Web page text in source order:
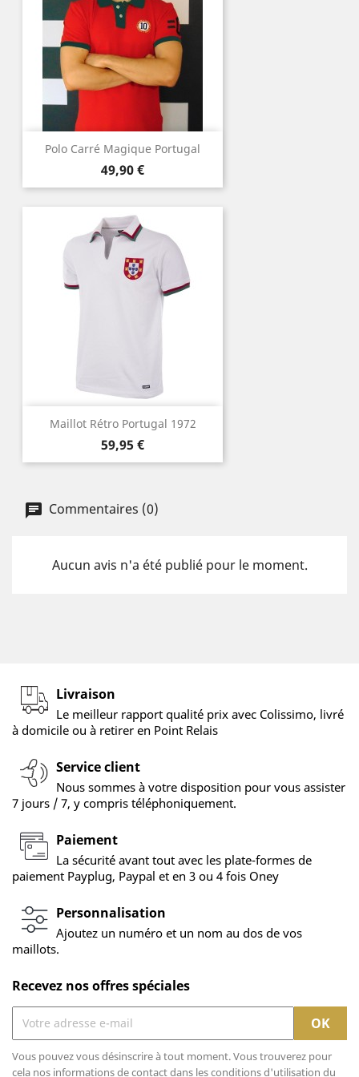
Polo Carré Magique Portugal
Prix
49,90 €
Maillot Rétro Portugal 1972
Prix
59,95 €
Commentaires (0)
Aucun avis n'a été publié pour le moment.
Livraison
Le meilleur rapport qualité prix avec Colissimo, livré
à domicile ou à retirer en Point Relais
Service client
Nous sommes à votre disposition pour vous assister
7 jours / 7, y compris téléphoniquement.
Paiement
La sécurité avant tout avec les plate-formes de
paiement Payplug, Paypal et en 3 ou 4 fois Oney
Personnalisation
Ajoutez un numéro et un nom au dos de vos
maillots.
Recevez nos offres spéciales
Vous pouvez vous désinscrire à tout moment. Vous trouverez pour
cela nos informations de contact dans les conditions d'utilisation du